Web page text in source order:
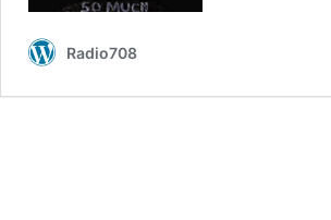
Radio708